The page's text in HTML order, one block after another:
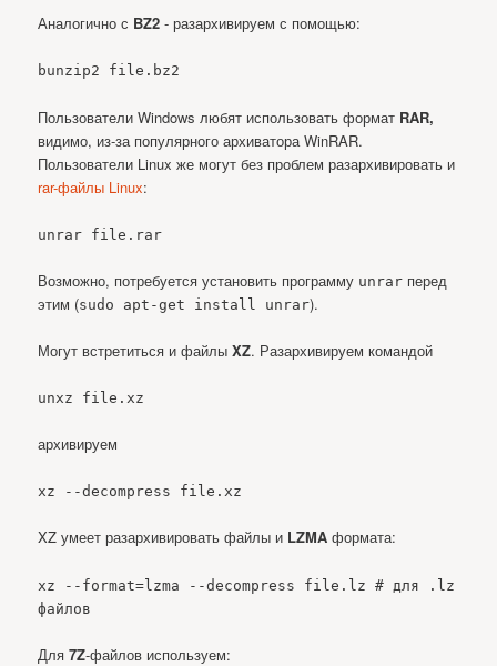
Аналогично с BZ2 - разархивируем с помощью:
bunzip2 file.bz2
Пользователи Windows любят использовать формат RAR,
видимо, из-за популярного архиватора WinRAR.
Пользователи Linux же могут без проблем разархивировать и
rar-файлы Linux:
unrar file.rar
Возможно, потребуется установить программу unrar перед
этим (sudo apt-get install unrar).
Могут встретиться и файлыXZ. Разархивируем командой
unxz file.xz
архивируем
xz --decompress file.xz
XZ умеет разархивировать файлы и LZMA формата:
xz --format=lzma --decompress file.lz # для .lz
файлов
Для7Z-файлов используем: